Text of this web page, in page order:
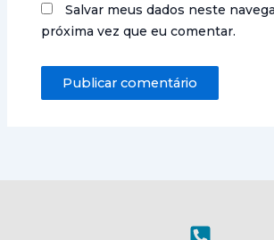
Salvar meus dados neste
próxima vez que eu comentar.